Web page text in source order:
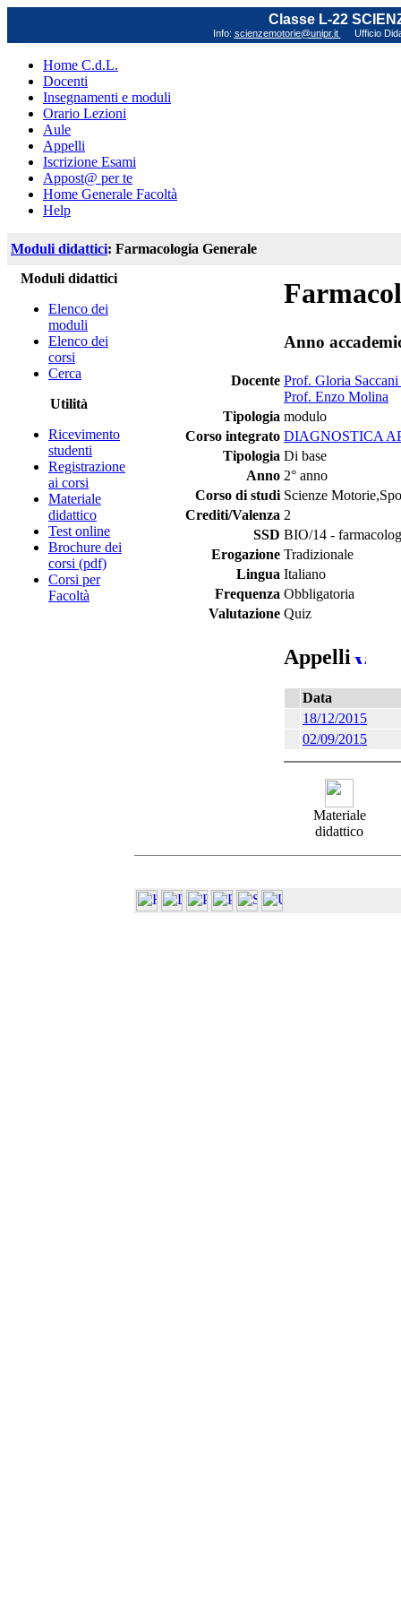
Classe L-22
Info: scienzemotorie@unipr.it Ufficio
Home C.d.L.
Docenti
Insegnamenti e moduli
Orario Lezioni
Aule
Appelli
Iscrizione Esami
Appost@ per te
Home Generale Facoltà
Help
Moduli didattici: Farmacologia Generale
Moduli didattici
Elenco dei
moduli
Elenco dei
corsi
Cerca
Utilità
Ricevimento
studenti
Registrazione
ai corsi
Materiale
didattico
Test online
Brochure dei
corsi (pdf)
Corsi per
Facoltà
Anno
Docente Prof. Gloria Saccani
Prof. Enzo Molina
Tipologia modulo
Corso integrato DIAGNOSTICA
Tipologia Di base
Anno 2° anno
Corso di studi Scienze
Crediti/Valenza 2
SSD BIO/14 -
Erogazione Tradizionale
Lingua Italiano
Frequenza Obbligatoria
Valutazione Quiz
Appelli
Data
18/12/2015
02/09/2015
Materiale
didattico